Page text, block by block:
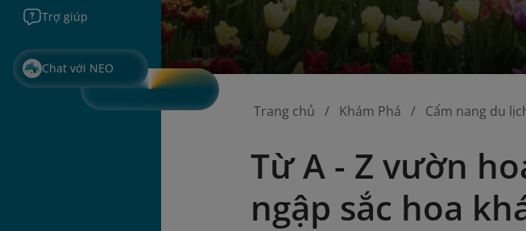
Trợ giúp
Chat với NEO
Trang chủ Khám Phá Cẩm nang du
Từ A - Z vườn
ngập sắc hoa